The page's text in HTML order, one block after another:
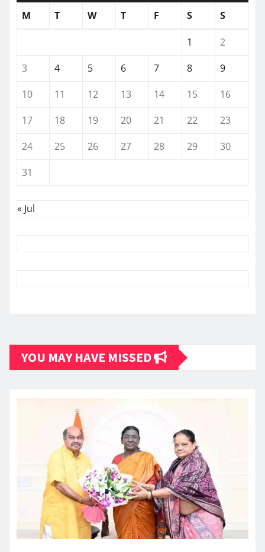
M
T W T F S S
1
2
3
4 5 6 7 8
9
10
11 12 13 14 15
16
17
18 19 20 21 22
23
24
25 26 27 28 29
30
31
« Jul
YOU MAY HAVE MISSED